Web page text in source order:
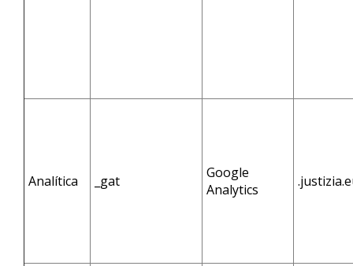
Analítica _gat
Google
Analytics